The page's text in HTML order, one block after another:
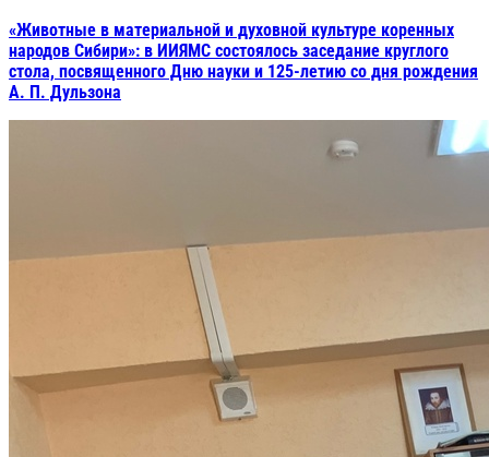
«Животные в материальной и духовной культуре коренных
народов Сибири»: в ИИЯМС состоялось заседание круглого
стола, посвященного Дню науки и 125-летию со дня рождения
А. П. Дульзона